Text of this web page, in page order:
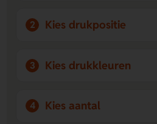
2 Kies drukpositie
3 Kies drukkleuren
4 Kies aantal